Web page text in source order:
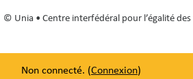
© Unia • Centre interfédéral pour l’égalité
Non connecté. (Connexion)